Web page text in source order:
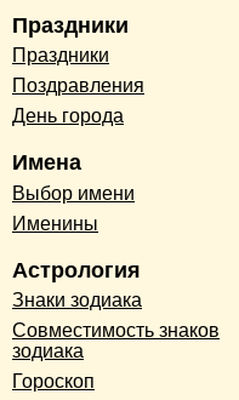
Праздники
Праздники
Поздравления
День города
Имена
Выбор имени
Именины
Астрология
Знаки зодиака
Совместимость знаков
зодиака
Гороскоп